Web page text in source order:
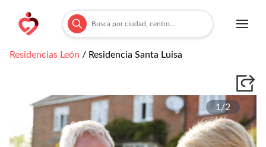
Residencias León / Residencia Santa Luisa
1/2